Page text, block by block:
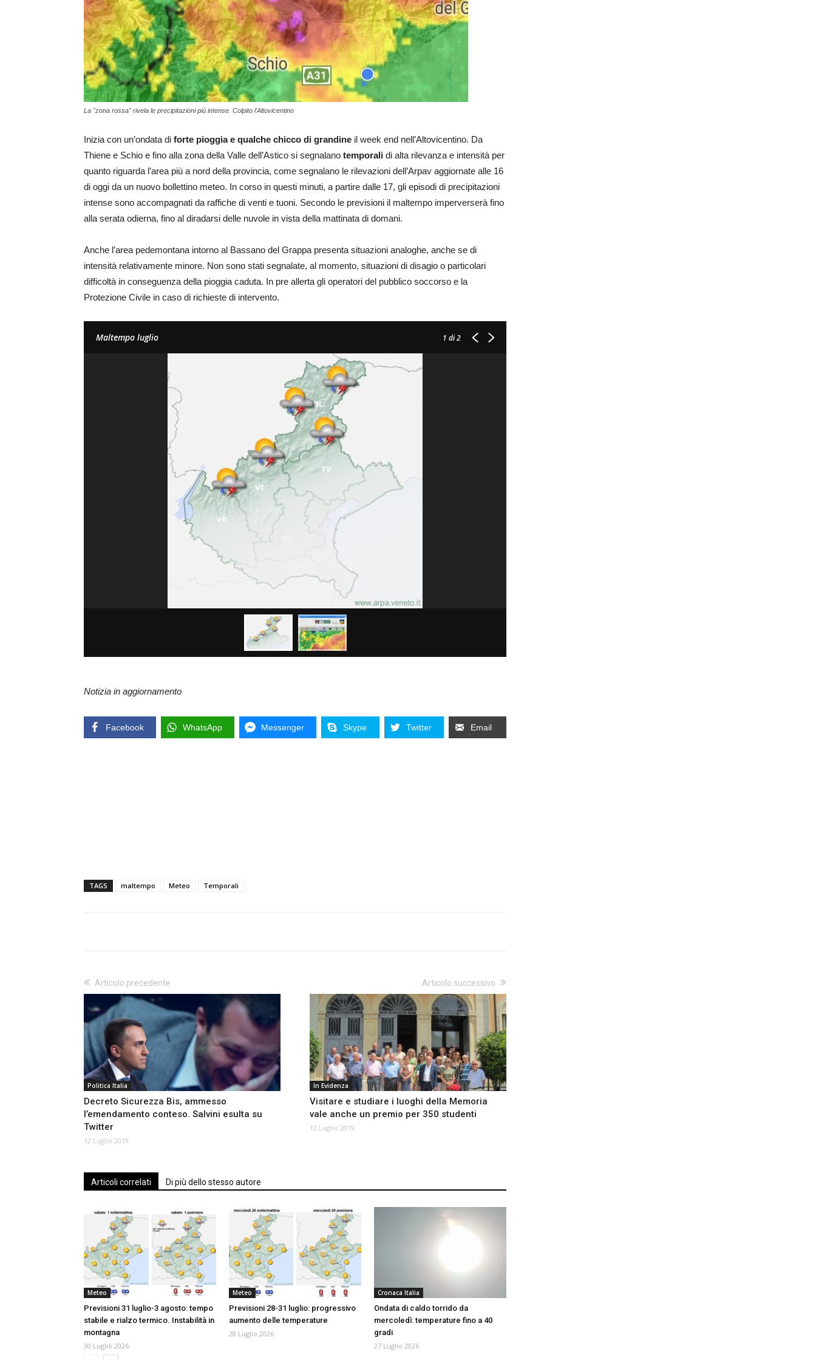
La "zona rossa" rivela le precipitazioni più intense. Colpito l'Altovicentino
Inizia con un’ondata di forte pioggia e qualche chicco di grandine il week end nell’Altovicentino. Da
Thiene e Schio e fino alla zona della Valle dell’Astico si segnalano temporali di alta rilevanza e intensità per
quanto riguarda l’area più a nord della provincia, come segnalano le rilevazioni dell’Arpav aggiornate alle 16
di oggi da un nuovo bollettino meteo. In corso in questi minuti, a partire dalle 17, gli episodi di precipitazioni
intense sono accompagnati da raffiche di venti e tuoni. Secondo le previsioni il maltempo imperverserà fino
alla serata odierna, fino al diradarsi delle nuvole in vista della mattinata di domani.
Anche l’area pedemontana intorno al Bassano del Grappa presenta situazioni analoghe, anche se di
intensità relativamente minore. Non sono stati segnalate, al momento, situazioni di disagio o particolari
difficoltà in conseguenza della pioggia caduta. In pre allerta gli operatori del pubblico soccorso e la
Protezione Civile in caso di richieste di intervento.
Maltempo luglio 1 di 2
Notizia in aggiornamento
Facebook WhatsApp Messenger Skype Twitter Email
TAGS maltempo Meteo Temporali
Articolo precedente
Politica Italia
Decreto Sicurezza Bis, ammesso
l’emendamento conteso. Salvini esulta su
Twitter
12 Luglio 2019
Articolo successivo
In Evidenza
Visitare e studiare i luoghi della Memoria
vale anche un premio per 350 studenti
12 Luglio 2019
Articoli correlati Di più dello stesso autore
Meteo
Previsioni 31 luglio-3 agosto: tempo
stabile e rialzo termico. Instabilità in
montagna
30 Luglio 2026
Meteo
Previsioni 28-31 luglio: progressivo
aumento delle temperature
28 Luglio 2026
Cronaca Italia
Ondata di caldo torrido da
mercoledì: temperature fino a 40
gradi
27 Luglio 2026